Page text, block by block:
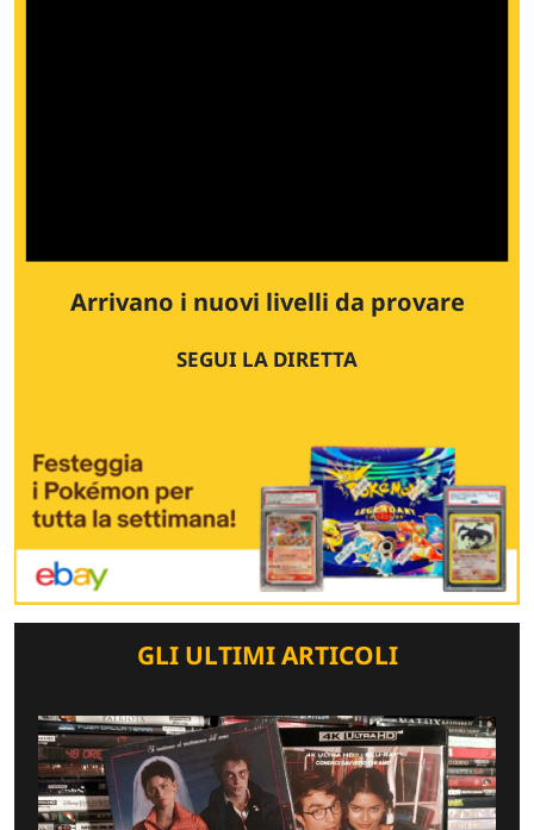
Arrivano i nuovi livelli da provare
SEGUI LA DIRETTA
GLI ULTIMI ARTICOLI